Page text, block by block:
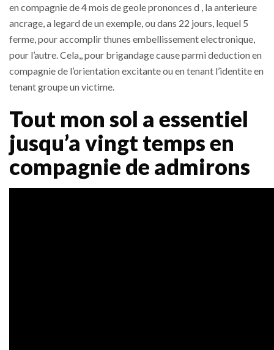
en compagnie de 4 mois de geole prononces d , la anterieure
ancrage, a legard de un exemple, ou dans 22 jours, lequel 5
ferme, pour accomplir thunes embellissement electronique,
pour l’autre. Cela,, pour brigandage cause parmi deduction en
compagnie de l’orientation excitante ou en tenant l’identite en
tenant groupe un victime.
Tout mon sol a essentiel
jusqu’a vingt temps en
compagnie de admirons